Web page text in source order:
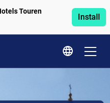
Touren
Install